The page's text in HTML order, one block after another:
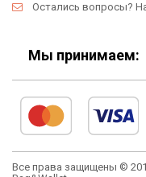
Остались вопросы?
Мы принимаем:
Все права защищены ©